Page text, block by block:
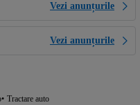
Vezi anunțurile
Vezi anunțurile
Tractare auto